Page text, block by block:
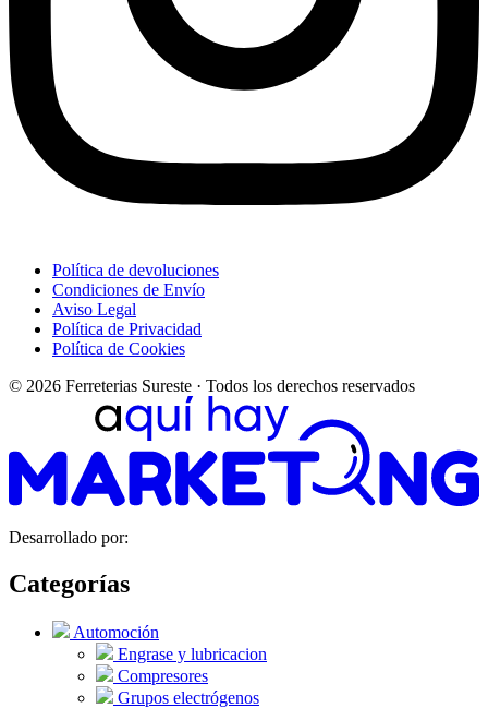
Política de devoluciones
Condiciones de Envío
Aviso Legal
Política de Privacidad
Política de Cookies
© 2026 Ferreterias Sureste · Todos los derechos reservados
Desarrollado por:
Categorías
Automoción
Engrase y lubricacion
Compresores
Grupos electrógenos